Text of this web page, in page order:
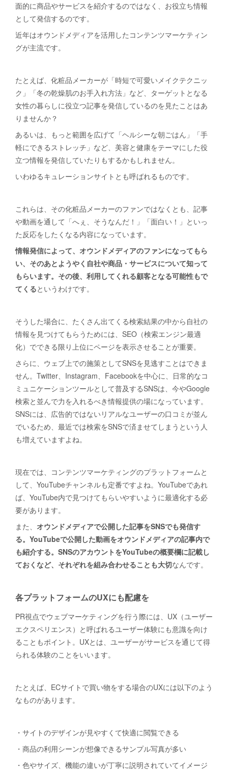
面的に商品やサービスを紹介するのではなく、お役立ち情報
として発信するのです。
近年はオウンドメディアを活用したコンテンツマーケティン
グが主流です。
たとえば、化粧品メーカーが「時短で可愛いメイクテクニッ
ク」「冬の乾燥肌のお手入れ方法」など、ターゲットとなる
女性の暮らしに役立つ記事を発信しているのを見たことはあ
りませんか？
あるいは、もっと範囲を広げて「ヘルシーな朝ごはん」「手
軽にできるストレッチ」など、美容と健康をテーマにした役
立つ情報を発信していたりもするかもしれません。
いわゆるキュレーションサイトとも呼ばれるものです。
これらは、その化粧品メーカーのファンではなくとも、記事
や動画を通して「へぇ、そうなんだ！」「面白い！」といっ
た反応をしたくなる内容になっています。
情報発信によって、オウンドメディアのファンになってもら
い、そのあとようやく自社や商品・サービスについて知って
もらいます。その後、利用してくれる顧客となる可能性もで
てくるというわけです。
そうした場合に、たくさん出てくる検索結果の中から自社の
情報を見つけてもらうためには、SEO（検索エンジン最適
化）でできる限り上位にページを表示させることが重要。
さらに、ウェブ上での施策としてSNSを見逃すことはできま
せん。Twitter、Instagram、Facebookを中心に、日常的なコ
ミュニケーションツールとして普及するSNSは、今やGoogle
検索と並んで力を入れるべき情報提供の場になっています。
SNSには、広告的ではないリアルなユーザーの口コミが並ん
でいるため、最近では検索をSNSで済ませてしまうという人
も増えていますよね。
現在では、コンテンツマーケティングのプラットフォームと
して、YouTubeチャンネルも定番ですよね。YouTubeであれ
ば、YouTube内で見つけてもらいやすいように最適化する必
要があります。
また、 オウンドメディアで公開した記事をSNSでも発信す
る。YouTubeで公開した動画をオウンドメディアの記事内で
も紹介する。SNSのアカウントをYouTubeの概要欄に記載し
ておくなど、それぞれを組み合わせることも大切なんです。
各プラットフォームのUXにも配慮を
PR視点でウェブマーケティングを行う際には、UX（ユーザー
エクスペリエンス）と呼ばれるユーザー体験にも意識を向け
ることもポイント。UXとは、ユーザーがサービスを通じて得
られる体験のことをいいます。
たとえば、ECサイトで買い物をする場合のUXには以下のよう
なものがあります。
・サイトのデザインが見やすくて快適に閲覧できる
・商品の利用シーンが想像できるサンプル写真が多い
・色やサイズ、機能の違いが丁寧に説明されていてイメージ